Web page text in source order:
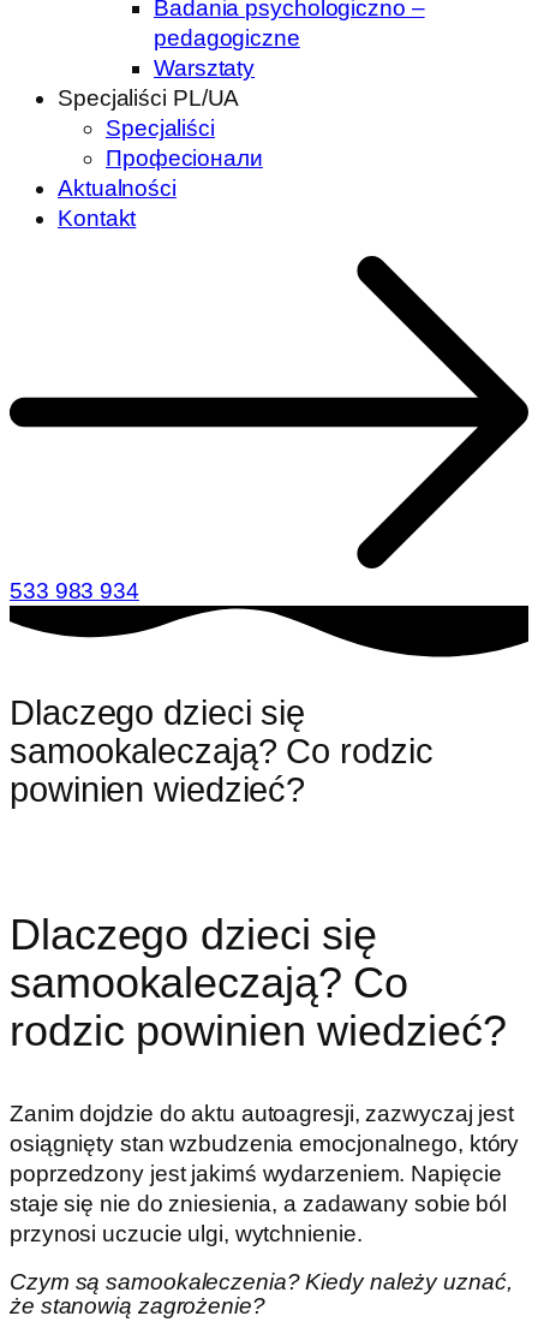
Badania psychologiczno –
pedagogiczne
Warsztaty
Specjaliści PL/UA
Specjaliści
Професіонали
Aktualności
Kontakt
533 983 934
Dlaczego dzieci się
samookaleczają? Co rodzic
powinien wiedzieć?
Dlaczego dzieci się
samookaleczają? Co
rodzic powinien wiedzieć?
Zanim dojdzie do aktu autoagresji, zazwyczaj jest
osiągnięty stan wzbudzenia emocjonalnego, który
poprzedzony jest jakimś wydarzeniem. Napięcie
staje się nie do zniesienia, a zadawany sobie ból
przynosi uczucie ulgi, wytchnienie.
Czym są samookaleczenia? Kiedy należy uznać,
że stanowią zagrożenie?